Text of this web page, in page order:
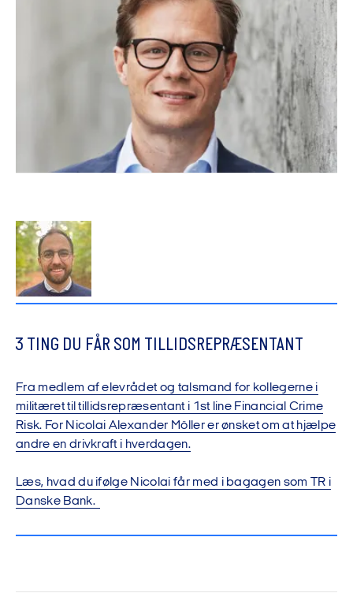
3 TING DU FÅR SOM TILLIDSREPRÆSENTANT
Fra medlem af elevrådet og talsmand for kollegerne i
militæret til tillidsrepræsentant i 1st line Financial Crime
Risk. For Nicolai Alexander Möller er ønsket om at hjælpe
andre en drivkraft i hverdagen.
Læs, hvad du ifølge Nicolai får med i bagagen som TR i
Danske Bank.